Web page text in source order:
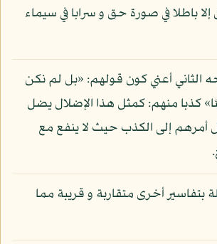
باطلا في صورة حق و سرابا في سيماء
الثاني أعني كون قولهم: «بل لم نكن
كذبا منهم: كمثل هذا الإضلال يضل
أمرهم إلى الكذب حيث لا ينفع مع
أخرى متقاربة و قريبة مما